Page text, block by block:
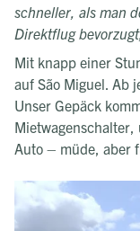
schneller, als man
Direktflug
Mit knapp einer
auf São Miguel. Ab
Unser Gepäck
Auto – müde, aber